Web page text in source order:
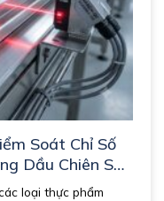
Soát Chỉ Số
Dầu Chiên Sản
Chiên.
loại thực phẩm